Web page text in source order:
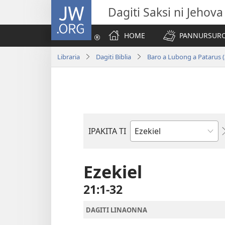
JW.ORG Dagiti Saksi ni Jehova
HOME
Libraria Dagiti Biblia Baro a Lubong a Patarus
IPAKITA TI
Libro
Biblia
Ezekiel
21:1-32
DAGITI LINAONNA